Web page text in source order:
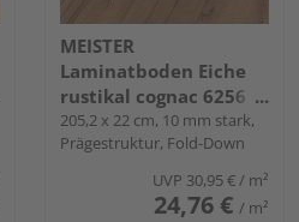
MEISTER
Laminatboden Eiche
rustikal cognac 6256
Landhausdiele -
MeisterDesign.
laminate LL 150 S
205,2 x 22 cm, 10 mm stark,
Prägestruktur, Fold-Down
UVP 30,95 €/ m²
24,76 € / m²